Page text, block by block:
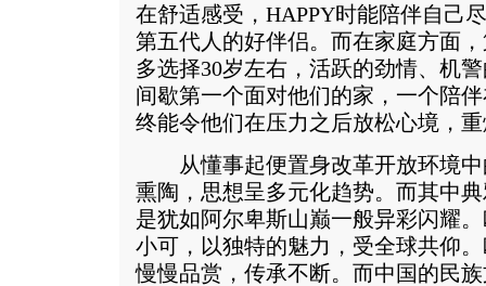
在舒适感受，HAPPY时能陪伴自己
第五代人的好伴侣。而在家庭方面
多选择30岁左右，活跃的劲情、机
间歇第一个面对他们的家，一个陪
终能令他们在压力之后放松心境，
从懂事起便置身改革开放环境中
熏陶，思想呈多元化趋势。而其中
是犹如阿尔卑斯山巅一般异彩闪耀
小可，以独特的魅力，受全球共仰
慢慢品赏，传承不断。而中国的民